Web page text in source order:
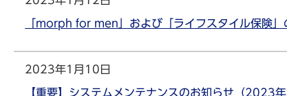
「morph for men」および「ライフスタイル保険」
2023年1月10日
【重要】システムメンテナンスのお知らせ（2023